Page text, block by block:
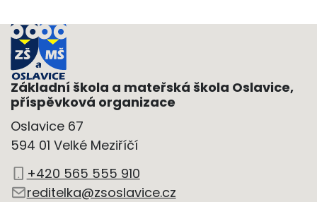
Základní škola a mateřská škola Oslavice,
příspěvková organizace
Oslavice 67
594 01 Velké Meziříčí
+420 565 555 910
reditelka@zsoslavice.cz